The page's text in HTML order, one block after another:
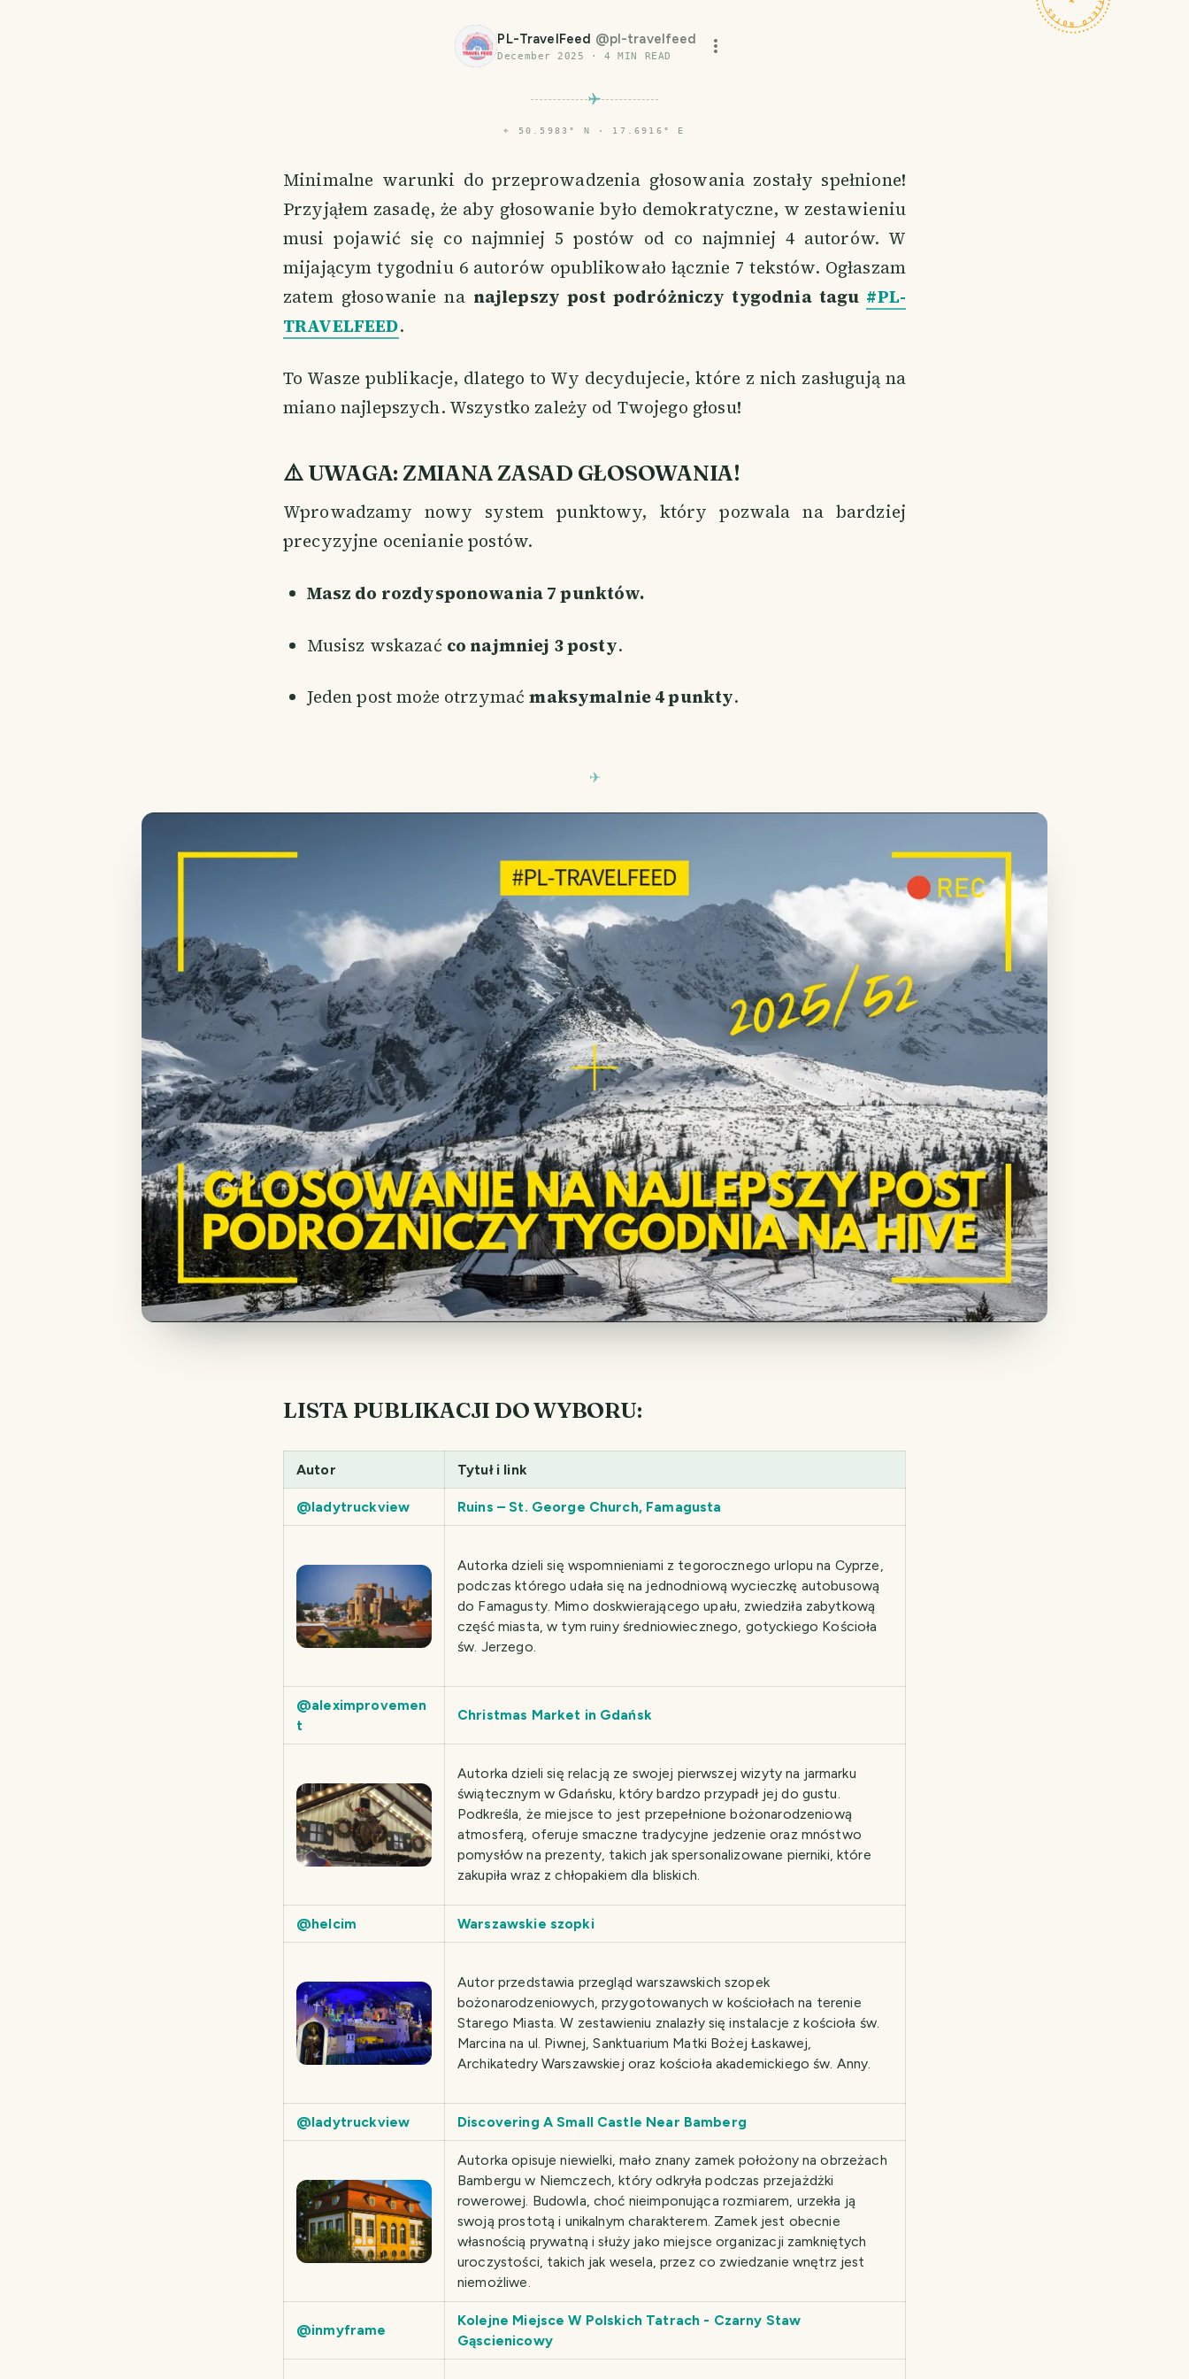
PL-TravelFeed @pl-travelfeed
December 2025 ·4 MIN READ
⌖ 50.5983° N · 17.6916° E
Minimalne warunki do przeprowadzenia głosowania zostały spełnione!
Przyjąłem zasadę, że aby głosowanie było demokratyczne, w zestawieniu
musi pojawić się co najmniej 5 postów od co najmniej 4 autorów. W
mijającym tygodniu 6 autorów opublikowało łącznie 7 tekstów. Ogłaszam
zatem głosowanie na najlepszy post podróżniczy tygodnia tagu #PL-
TRAVELFEED.
To Wasze publikacje, dlatego to Wy decydujecie, które z nich zasługują na
miano najlepszych. Wszystko zależy od Twojego głosu!
⚠️ UWAGA: ZMIANA ZASAD GŁOSOWANIA!
Wprowadzamy nowy system punktowy, który pozwala na bardziej
precyzyjne ocenianie postów.
Masz do rozdysponowania 7 punktów.
Musisz wskazać co najmniej 3 posty.
Jeden post może otrzymaćmaksymalnie 4 punkty.
LISTA PUBLIKACJI DO WYBORU:
Autor Tytuł i link
@ladytruckview Ruins – St. George Church, Famagusta
Autorka dzieli się wspomnieniami z tegorocznego urlopu na Cyprze,
podczas którego udała się na jednodniową wycieczkę autobusową
do Famagusty. Mimo doskwierającego upału, zwiedziła zabytkową
część miasta, w tym ruiny średniowiecznego, gotyckiego Kościoła
św. Jerzego.
@aleximprovemen
t
Christmas Market in Gdańsk
Autorka dzieli się relacją ze swojej pierwszej wizyty na jarmarku
świątecznym w Gdańsku, który bardzo przypadł jej do gustu.
Podkreśla, że miejsce to jest przepełnione bożonarodzeniową
atmosferą, oferuje smaczne tradycyjne jedzenie oraz mnóstwo
pomysłów na prezenty, takich jak spersonalizowane pierniki, które
zakupiła wraz z chłopakiem dla bliskich.
@helcim Warszawskie szopki
Autor przedstawia przegląd warszawskich szopek
bożonarodzeniowych, przygotowanych w kościołach na terenie
Starego Miasta. W zestawieniu znalazły się instalacje z kościoła św.
Marcina na ul. Piwnej, Sanktuarium Matki Bożej Łaskawej,
Archikatedry Warszawskiej oraz kościoła akademickiego św. Anny.
@ladytruckview Discovering A Small Castle Near Bamberg
Autorka opisuje niewielki, mało znany zamek położony na obrzeżach
Bambergu w Niemczech, który odkryła podczas przejażdżki
rowerowej. Budowla, choć nieimponująca rozmiarem, urzekła ją
swoją prostotą i unikalnym charakterem. Zamek jest obecnie
własnością prywatną i służy jako miejsce organizacji zamkniętych
uroczystości, takich jak wesela, przez co zwiedzanie wnętrz jest
niemożliwe.
@inmyframe
Kolejne Miejsce W Polskich Tatrach - Czarny Staw
Gąscienicowy